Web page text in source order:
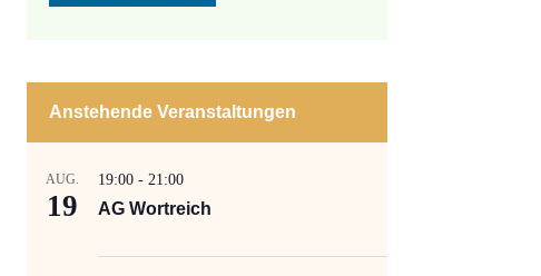
Anstehende Veranstaltungen
AUG.
19
19:00 - 21:00
AG Wortreich